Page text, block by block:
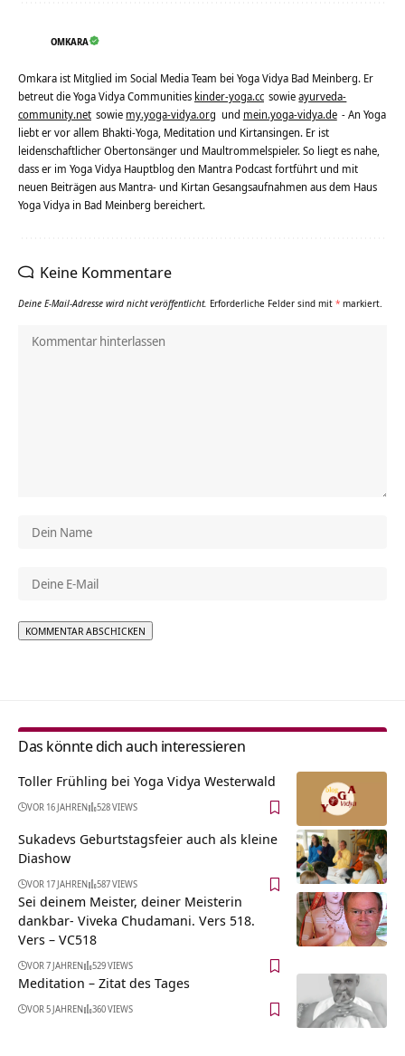
OMKARA
Omkara ist Mitglied im Social Media Team bei Yoga Vidya Bad Meinberg. Er
betreut die Yoga Vidya Communities kinder-yoga.cc sowieayurveda-
community.net sowie my.yoga-vidya.org und mein.yoga-vidya.de - An Yoga
liebt er vor allem Bhakti-Yoga, Meditation und Kirtansingen. Er ist
leidenschaftlicher Obertonsänger und Maultrommelspieler. So liegt es nahe,
dass er im Yoga Vidya Hauptblog den Mantra Podcast fortführt und mit
neuen Beiträgen aus Mantra- und Kirtan Gesangsaufnahmen aus dem Haus
Yoga Vidya in Bad Meinberg bereichert.
Keine Kommentare
Deine E-Mail-Adresse wird nicht veröffentlicht. Erforderliche Felder sind mit * markiert.
Das könnte dich auch interessieren
Toller Frühling bei Yoga Vidya Westerwald
VOR 16 JAHREN 528 VIEWS
Sukadevs Geburtstagsfeier auch als kleine
Diashow
VOR 17 JAHREN 587 VIEWS
Sei deinem Meister, deiner Meisterin
dankbar- Viveka Chudamani. Vers 518.
Vers – VC518
VOR 7 JAHREN 529 VIEWS
Meditation – Zitat des Tages
VOR 5 JAHREN 360 VIEWS